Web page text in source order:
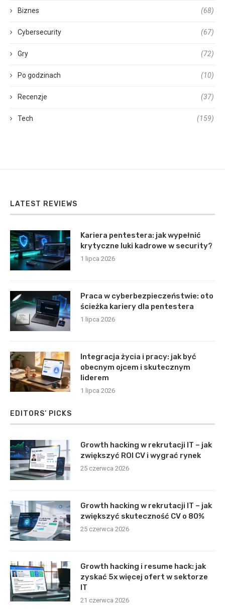
Biznes (68)
Cybersecurity (67)
Gry (72)
Po godzinach (10)
Recenzje (37)
Tech (159)
LATEST REVIEWS
Kariera pentestera: jak wypełnić
krytyczne luki kadrowe w security?
1 lipca 2026
Praca w cyberbezpieczeństwie: oto
ścieżka kariery dla pentestera
1 lipca 2026
Integracja życia i pracy: jak być
obecnym ojcem i skutecznym
liderem
1 lipca 2026
EDITORS’ PICKS
Growth hacking w rekrutacji IT – jak
zwiększyć ROI CV i wygrać rynek
25 czerwca 2026
Growth hacking w rekrutacji IT – jak
zwiększyć skuteczność CV o 80%
25 czerwca 2026
Growth hacking i resume hack: jak
zyskać 5x więcej ofert w sektorze
IT
21 czerwca 2026